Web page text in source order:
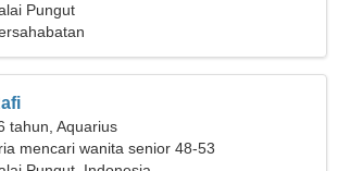
Pungut
tahun, Aquarius
mencari wanita senior 48-53